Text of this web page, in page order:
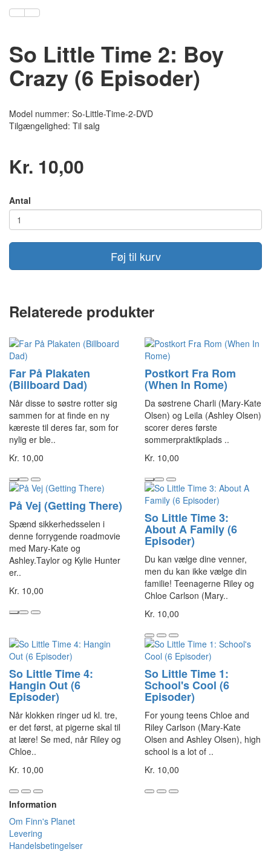
So Little Time 2: Boy
Crazy (6 Episoder)
Model nummer: So-Little-Time-2-DVD
Tilgængelighed: Til salg
Kr. 10,00
Antal
Føj til kurv
Relaterede produkter
Far På Plakaten
(Billboard Dad)
Når disse to søstre rotter sig
sammen for at finde en ny
kæreste til deres far, som for
nylig er ble..
Kr. 10,00
Postkort Fra Rom
(When In Rome)
Da søstrene Charli (Mary-Kate
Olsen) og Leila (Ashley Olsen)
scorer deres første
sommerpraktikplads ..
Kr. 10,00
På Vej (Getting There)
Spænd sikkerhedsselen i
denne forrygende roadmovie
med Mary-Kate og
Ashley.Taylor og Kylie Hunter
er..
Kr. 10,00
So Little Time 3:
About A Family (6
Episoder)
Du kan vælge dine venner,
men du kan ikke vælge din
familie! Teenagerne Riley og
Chloe Carlson (Mary..
Kr. 10,00
So Little Time 4:
Hangin Out (6
Episoder)
Når klokken ringer ud kl. tre,
er det først, at pigerne skal til
at lære! Se med, når Riley og
Chloe..
Kr. 10,00
So Little Time 1:
School's Cool (6
Episoder)
For young teens Chloe and
Riley Carlson (Mary-Kate
Olsen and Ashley Olsen), high
school is a lot of ..
Kr. 10,00
Information
Om Finn's Planet
Levering
Handelsbetingelser